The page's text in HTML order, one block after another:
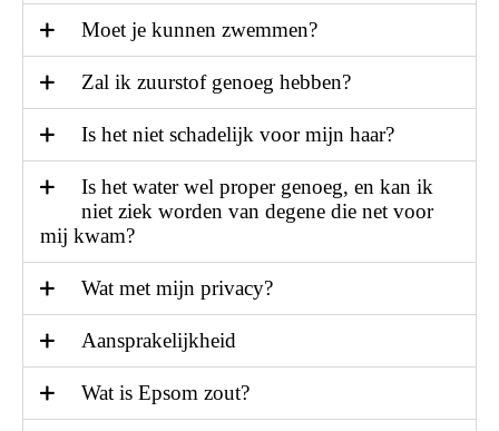
Moet je kunnen zwemmen?
Zal ik zuurstof genoeg hebben?
Is het niet schadelijk voor mijn haar?
Is het water wel proper genoeg, en kan ik
niet ziek worden van degene die net voor
mij kwam?
Wat met mijn privacy?
Aansprakelijkheid
Wat is Epsom zout?